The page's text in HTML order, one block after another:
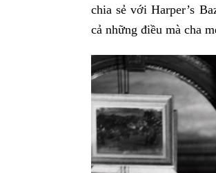
chia sẻ với Harper’s
cả những điều mà cha